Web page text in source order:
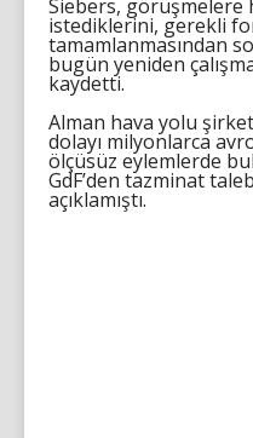
Siebers, görüşmelere
istediklerini, gerekli
tamamlanmasından
bugün yeniden
kaydetti.
Alman hava yolu
dolayı milyonlarca
ölçüsüz eylemlerde
GdF’den tazminat
açıklamıştı.